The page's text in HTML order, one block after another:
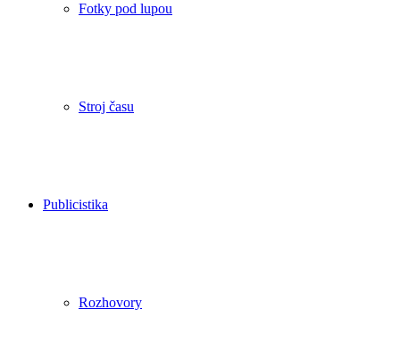
Fotky pod lupou
Stroj času
Publicistika
Rozhovory